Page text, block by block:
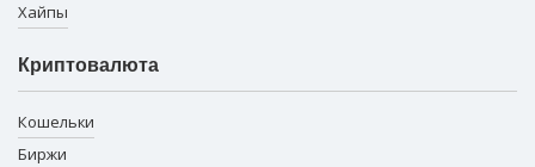
Хайпы
Криптовалюта
Кошельки
Биржи